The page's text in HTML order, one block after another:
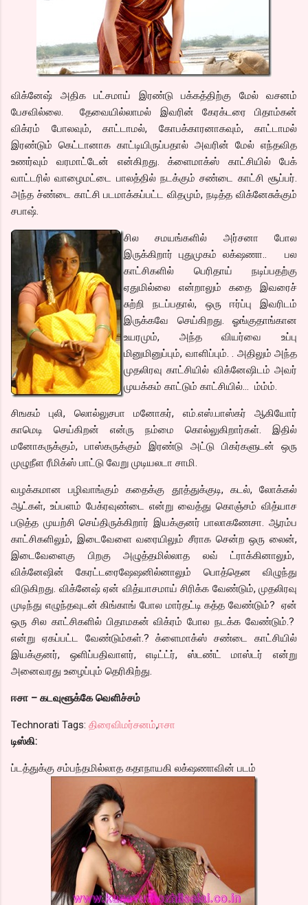
விக்னேஷ் அதிக பட்சமாய் இரண்டு பக்கத்திற்கு மேல் வசனம்
பேசவில்லை. தேவையில்லாமல் இவரின் கேரக்டரை பிதாம்கன்
விக்ரம் போலவும், காட்டாமல், கோபக்காரனாகவும், காட்டாமல்
இரண்டும் கெட்டானாக காட்டியிருப்பதால் அவரின் மேல் எந்தவித
உணர்வும் வரமாட்டேன் என்கிறது. க்ளைமாக்ஸ் காட்சியில் பேக்
வாட்டரில் வாழைமட்டை பாலத்தில் நடக்கும் சண்டை காட்சி சூப்பர்.
அந்த ச்ண்டை காட்சி படமாக்கப்பட்ட விதமும், நடித்த விக்னேசுக்கும்
சபாஷ்.
சில சமயங்களில் அர்சனா போல
இருக்கிறார் புதுமுகம் லக்‌ஷணா.. பல
காட்சிகளில் பெரிதாய் நடிப்பதற்கு
ஏதுமில்லை என்றாலும் கதை இவரைச்
சுற்றி நடப்பதால், ஒரு ஈர்ப்பு இவரிடம்
இருக்கவே செய்கிறது. ஓங்குதாங்கான
உயரமும், அந்த வியர்வை உப்பு
மினுமினுப்பும், வாளிப்பும். . அதிலும் அந்த
முதலிரவு காட்சியில் விக்னேஷிடம் அவர்
முயக்கம் காட்டும் காட்சியில்… ம்ம்ம்.
சிஙகம் புலி, லொல்லுசபா மனோகர், எம்.எஸ்.பாஸ்கர் ஆகியோர்
காமெடி செய்கிறன் என்ரு நம்மை கொல்லுகிறார்கள். இதில்
மனோகருக்கும், பாஸ்கருக்கும் இரண்டு அட்டு பிகர்களுடன் ஒரு
முழுநீள ரீமிக்ஸ் பாட்டு வேறு முடியலடா சாமி.
வழக்கமான பழிவாங்கும் கதைக்கு தூத்துக்குடி, கடல், லோக்கல்
ஆட்கள், உப்பளம் பேக்ரவுண்டை என்று வைத்து கொஞ்சம் வித்யாச
படுத்த முயற்சி செய்திருக்கிறார் இயக்குனர் பாலாகணேசா. ஆரம்ப
காட்சிகளிலும், இடைவேளை வரையிலும் சீராக சென்ற ஒரு லைன்,
இடைவேளைகு பிறகு அழுத்தமில்லாத லவ் ட்ராக்கினாலும்,
விக்னேஷின் கேரட்டரைஷேஷனில்னாலும் பொத்தென விழுந்து
விடுகிறது. விக்னேஷ் ஏன் வித்யாசமாய் சிரிக்க வேண்டும், முதலிரவு
முடிந்து எழுந்தவுடன் கிங்காங் போல மார்தட்டி கத்த வேண்டும்? ஏன்
ஒரு சில காட்சிகளில் பிதாமகன் விக்ரம் போல நடக்க வேண்டும்.?
என்று ஏகப்பட்ட வேண்டும்கள்.? க்ளைமாக்ஸ் சண்டை காட்சியில்
இயக்குனர், ஒளிப்பதிவாளர், எடிட்ட்ர், ஸ்டண்ட் மாஸ்டர் என்று
அனைவரது உழைப்பும் தெரிகிற்து.
ஈசா – கடவுளூக்கே வெளிச்சம்
Technorati Tags: திரைவிமர்சனம்,ஈசா
டிஸ்கி:
ப்டத்துக்கு சம்பந்தமில்லாத கதாநாயகி லக்‌ஷணாவின் படம்